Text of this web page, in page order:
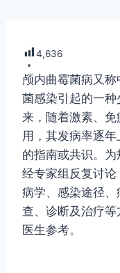
4,636
颅内曲霉菌病又
菌感染引起的一
来，随着激素、
用，其发病率逐
的指南或共识。为
经专家组反复讨
病学、感染途径
查、诊断及治疗
医生参考。